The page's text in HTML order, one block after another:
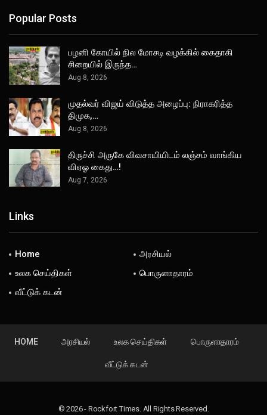
Popular Posts
பழனி கோயில் நில மோசடி வழக்கில் கைதாகி
சிறையில் இருந்த…
Aug 8, 2026
முதல்வர் விஜய் விடுத்த அழைப்பு: நிராகரித்த
திமுக,…
Aug 8, 2026
திருச்சி அருகே விவசாயியிடம் லஞ்சம் வாங்கிய
விஏஓ கைது…!
Aug 7, 2026
Links
Home
அரசியல்
உலக செய்திகள்
பொருளாதாரம்
வீட்டுக் கடன்
HOME அரசியல் உலக செய்திகள் பொருளாதாரம்
வீட்டுக் கடன்
© 2026 - Rockfort Times. All Rights Reserved.